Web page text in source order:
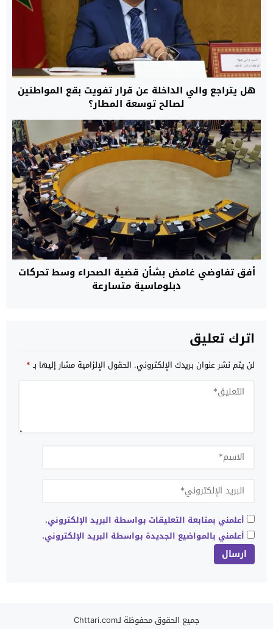
هل يتراجع والي الداخلة عن قرار تفويت بقع المواطنين
لصالح توسعة المطار؟
أفق تفاوضي غامض بشأن قضية الصحراء وسط تحركات
دبلوماسية متسارعة
اترك تعليق
لن يتم نشر عنوان بريدك الإلكتروني. الحقول الإلزامية مشار إليها بـ*
أعلمني بمتابعة التعليقات بواسطة البريد الإلكتروني.
أعلمني بالمواضيع الجديدة بواسطة البريد الإلكتروني.
جميع الحقوق محفوظة لـChttari.com